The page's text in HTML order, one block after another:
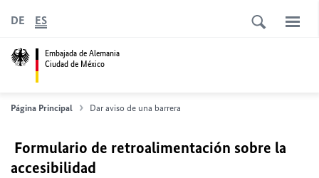
Embajada de Alemania
Ciudad de México
DE ES
Página Principal Dar aviso de una barrera
Formulario de retroalimentación sobre la
accesibilidad